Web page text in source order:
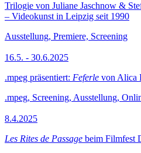
Trilogie von Juliane Jaschnow &
– Videokunst in Leipzig seit 1990
Ausstellung, Premiere, Screening
16.5. - 30.6.2025
.mpeg präsentiert: Feferle von Alica
.mpeg, Screening, Ausstellung,
8.4.2025
Les Rites de Passage beim Filmfest